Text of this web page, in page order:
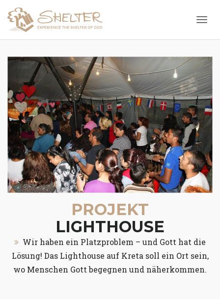
PROJEKT
LIGHTHOUSE
Wir haben ein Platzproblem – und Gott hat die
Lösung! Das Lighthouse auf Kreta soll ein Ort sein,
wo Menschen Gott begegnen und näherkommen.